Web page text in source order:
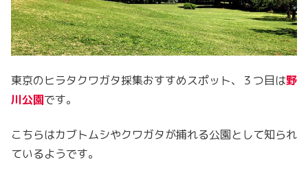
東京のヒラタクワガタ採集おすすめスポット、３つ目は野
川公園です。
こちらはカブトムシやクワガタが捕れる公園として知られ
ているようです。